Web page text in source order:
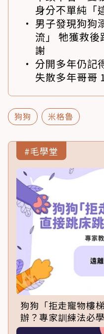
身分不單純「
男子發現狗狗
流」 牠獲救
謝
分開多年仍記
失散多年哥哥
狗狗 米格魯
#毛學堂
狗狗「拒走寵物樓
辦？專家訓練法必學